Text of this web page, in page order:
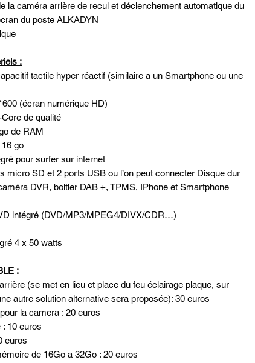
la caméra arrière de recul et déclenchement automatique du
du poste ALKADYN
:
tactile hyper réactif (similaire a un Smartphone ou une
(écran numérique HD)
de qualité
de RAM
go
pour surfer sur internet
micro SD et 2 ports USB ou l’on peut connecter Disque dur
DVR, boitier DAB +, TPMS, IPhone et Smartphone
intégré (DVD/MP3/MPEG4/DIVX/CDR…)
4 x 50 watts
:
(se met en lieu et place du feu éclairage plaque, sur
autre solution alternative sera proposée): 30 euros
la camera : 20 euros
: 10 euros
euros
de 16Go a 32Go : 20 euros